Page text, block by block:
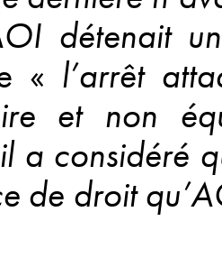
détenait
« l’arrêt
et non
a considéré
de droit